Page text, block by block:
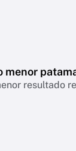
menor
resultado